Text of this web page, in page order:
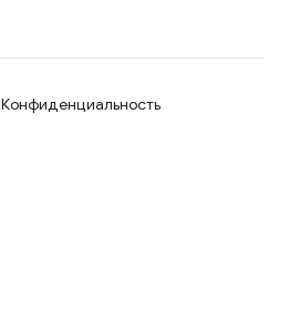
Конфиденциальность